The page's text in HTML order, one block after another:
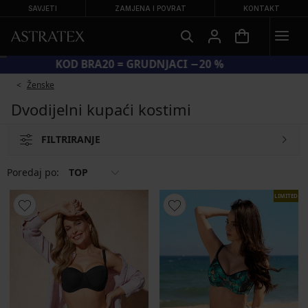
SAVJETI ZAMJENA I POVRAT KONTAKT
KOD BRA20 = GRUDNJACI −20 %
Ženske
Dvodijelni kupaći kostimi
FILTRIRANJE
Poredaj po: TOP
LIMITED